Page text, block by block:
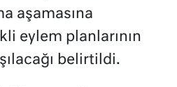
aşamasına
eylem planlarının
belirtildi.